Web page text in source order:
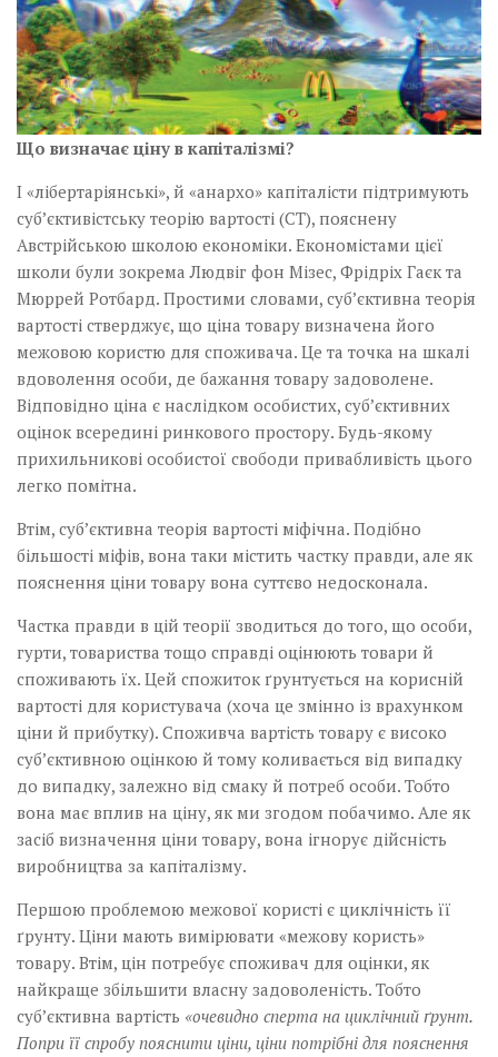
Візуальне
Научпоп
Головне
Цитати
Inter/antinational
Що визначає ціну в капіталізмі?
І «лібертаріянські», й «анархо» капіталісти підтримують
суб’єктивістську теорію вартості (СТ), пояснену
Австрійською школою економіки. Економістами цієї
школи були зокрема Людвіг фон Мізес, Фрідріх Гаєк та
Мюррей Ротбард. Простими словами, суб’єктивна теорія
вартості стверджує, що ціна товару визначена його
межовою користю для споживача. Це та точка на шкалі
вдоволення особи, де бажання товару задоволене.
Відповідно ціна є наслідком особистих, суб’єктивних
оцінок всередині ринкового простору. Будь-якому
прихильникові особистої свободи привабливість цього
легко помітна.
Втім, суб’єктивна теорія вартості міфічна. Подібно
більшості міфів, вона таки містить частку правди, але як
пояснення ціни товару вона суттєво недосконала.
Частка правди в цій теорії зводиться до того, що особи,
гурти, товариства тощо справді оцінюють товари й
споживають їх. Цей спожиток ґрунтується на корисній
вартості для користувача (хоча це змінно із врахунком
ціни й прибутку). Споживча вартість товару є високо
суб’єктивною оцінкою й тому коливається від випадку
до випадку, залежно від смаку й потреб особи. Тобто
вона має вплив на ціну, як ми згодом побачимо. Але як
засіб визначення ціни товару, вона ігнорує дійсність
виробництва за капіталізму.
Першою проблемою межової користі є циклічність її
ґрунту. Ціни мають вимірювати «межову користь»
товару. Втім, цін потребує споживач для оцінки, як
найкраще збільшити власну задоволеність. Тобто
суб’єктивна вартість «очевидно сперта на циклічний ґрунт.
Попри її спробу пояснити ціни, ціни потрібні для пояснення